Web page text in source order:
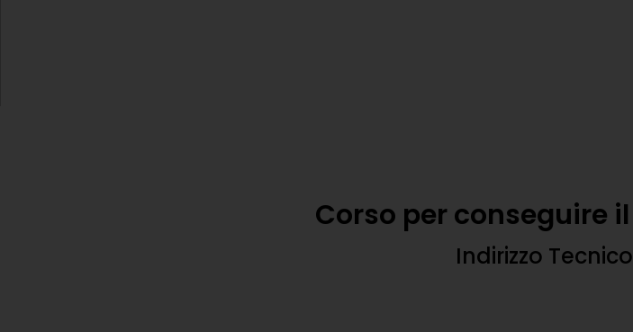
Corso perconseguire il
Indirizzo Tecnico